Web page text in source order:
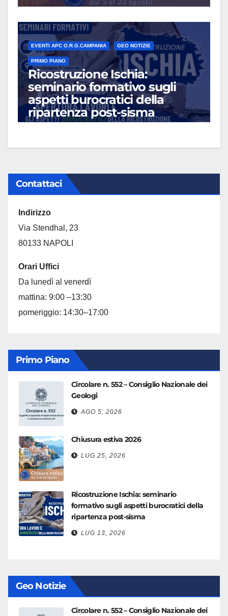
EVENTI APC O.R.G.CAMPANIA GEO NOTIZIE
PRIMO PIANO
Ricostruzione Ischia:
seminario formativo sugli
aspetti burocratici della
ripartenza post-sisma
Contattaci
Indirizzo
Via Stendhal, 23
80133 NAPOLI
Orari Uffici
Da lunedì al venerdì
mattina: 9:00 –13:30
pomeriggio: 14:30–17:00
Primo Piano
Circolare n. 552 – Consiglio Nazionale dei
Geologi
AGO 5, 2026
Chiusura estiva 2026
LUG 25, 2026
Ricostruzione Ischia: seminario
formativo sugli aspetti burocratici della
ripartenza post-sisma
LUG 13, 2026
Geo Notizie
Circolare n. 552 – Consiglio Nazionale dei